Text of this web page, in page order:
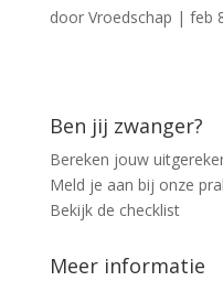
door Vroedschap | feb
Ben jij zwanger?
Bereken jouw
Meld je aan bij onze
Bekijk de checklist
Meer informatie